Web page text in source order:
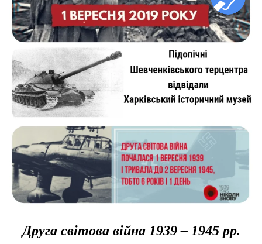
Друга світова війна 1939 – 1945 рр.